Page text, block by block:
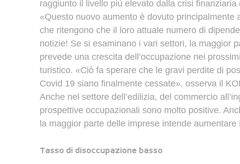
raggiunto il livello più elevato dalla crisi finanziaria
«Questo nuovo aumento è dovuto principalmente
che ritengono che il loro attuale numero di
notizie! Se si esaminano i vari settori, la maggior
prevede una crescita dell’occupazione nei
turistico. «Ciò fa sperare che le gravi perdite di
Covid 19 siano finalmente cessate», osserva il
Anche nel settore dell’edilizia,del commercio
prospettive occupazionali sono molto positive.
la maggior parte delle imprese intende aumentare
Tasso di disoccupazione basso